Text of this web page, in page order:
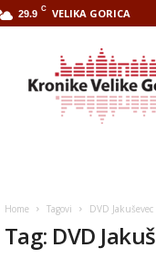
29.9 C VELIKA GORICA
Home Tagovi DVD Jakuševec
Tag: DVD